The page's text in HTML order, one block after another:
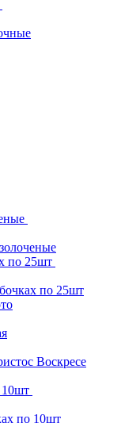
по 25шт
по 25шт
Воскресе
по 10шт